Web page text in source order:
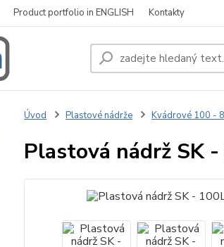
Product portfolio in ENGLISH Kontakty
Úvod Plastové nádrže Kvádrové 100 -
Plastová nádrž SK